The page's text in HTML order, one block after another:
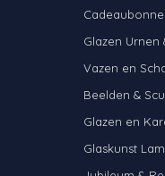
Glazen Urnen
Vazen en
Beelden &
Glazen en
Glaskunst